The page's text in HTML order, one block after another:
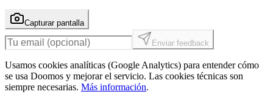
Capturar pantalla
Enviar feedback
Usamos cookies analíticas (Google Analytics) para entender cómo
se usa Doomos y mejorar el servicio. Las cookies técnicas son
siempre necesarias. Más información.